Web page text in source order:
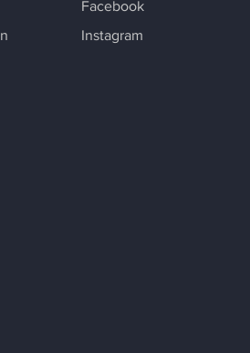
Facebook
Instagram